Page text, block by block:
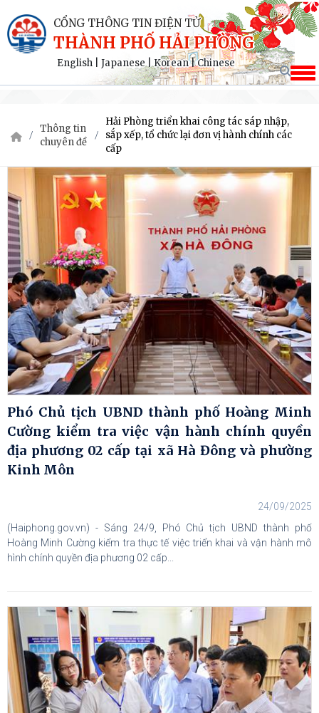
CỔNG THÔNG TIN ĐIỆN TỬ
THÀNH PHỐ HẢI PHÒNG
English Japanese|Korean|Chinese
Thông tin
chuyên đề
Hải Phòng triển khai công tác sáp nhập,
sắp xếp, tổ chức lại đơn vị hành chính các
cấp
Phó Chủ tịch UBND thành phố Hoàng Minh
Cường kiểm tra việc vận hành chính quyền
địa phương 02 cấp tại xã Hà Đông và phường
Kinh Môn
24/09/2025
(Haiphong.gov.vn) - Sáng 24/9, Phó Chủ tịch UBND thành phố
Hoàng Minh Cường kiểm tra thực tế việc triển khai và vận hành mô
hình chính quyền địa phương 02 cấp...